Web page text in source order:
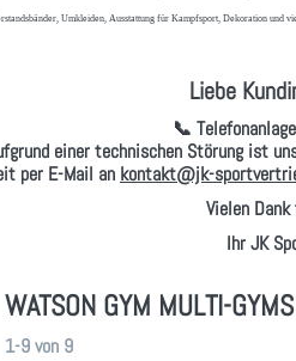
Umkleiden, Ausstattung für Kampfsport, Dekoration und
Liebe
📞
einer technischen Störung ist
per E-Mail an kontakt@jk-
Vielen
Ihr JK
WATSON GYM MULTI-GYMS
Suchergebnisse:
1-9von 9